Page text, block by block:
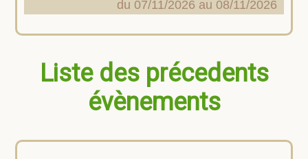
du 07/11/2026 au 08/11/2026
Liste des précedents
évènements